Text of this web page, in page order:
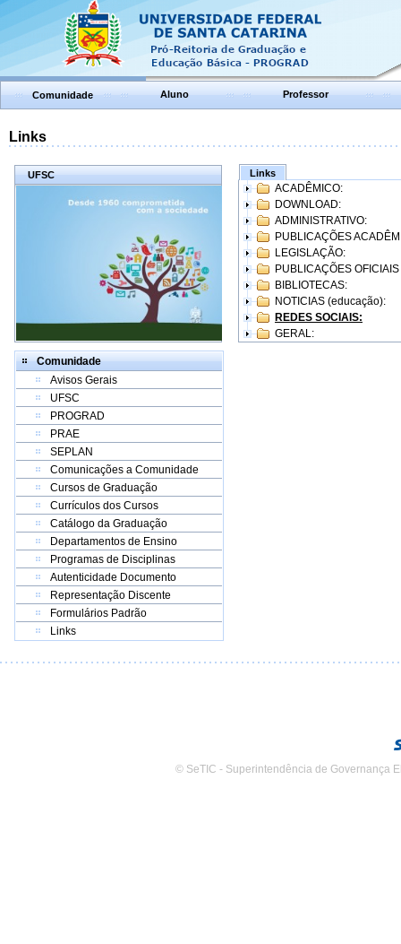
Comunidade Aluno Professor
Links
UFSC
Comunidade
Avisos Gerais
UFSC
PROGRAD
PRAE
SEPLAN
Comunicações a Comunidade
Cursos de Graduação
Currículos dos Cursos
Catálogo da Graduação
Departamentos de Ensino
Programas de Disciplinas
Autenticidade Documento
Representação Discente
Formulários Padrão
Links
Links
ACADÊMICO:
DOWNLOAD:
ADMINISTRATIVO:
PUBLICAÇÕES
LEGISLAÇÃO:
PUBLICAÇÕES
BIBLIOTECAS:
NOTICIAS (educação):
REDES SOCIAIS:
GERAL:
© SeTIC - Superintendência de Governança